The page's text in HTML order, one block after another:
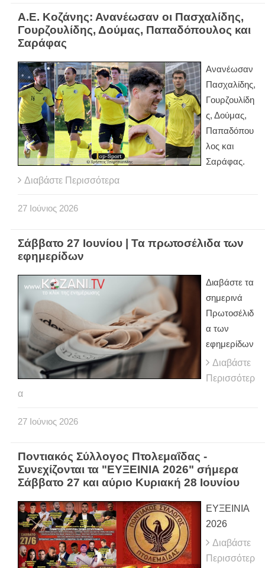
Α.Ε. Κοζάνης: Ανανέωσαν οι Πασχαλίδης,
Γουρζουλίδης, Δούμας, Παπαδόπουλος και
Σαράφας
Ανανέωσαν
Πασχαλίδης,
Γουρζουλίδη
ς, Δούμας,
Παπαδόπου
λος και
Σαράφας.
Διαβάστε Περισσότερα
27 Ιούνιος 2026
Σάββατο 27 Ιουνίου | Τα πρωτοσέλιδα των
εφημερίδων
Διαβάστε τα
σημερινά
Πρωτοσέλιδ
α των
εφημερίδων
Διαβάστε
Περισσότερ
α
27 Ιούνιος 2026
Ποντιακός Σύλλογος Πτολεμαΐδας -
Συνεχίζονται τα "ΕΥΞΕΙΝΙΑ 2026" σήμερα
Σάββατο 27 και αύριο Κυριακή 28 Ιουνίου
ΕΥΞΕΙΝΙΑ
2026
Διαβάστε
Περισσότερ